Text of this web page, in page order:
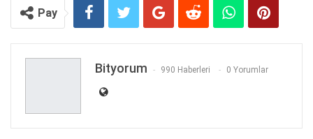
Pay
Bityorum 990 Haberleri 0 Yorumlar